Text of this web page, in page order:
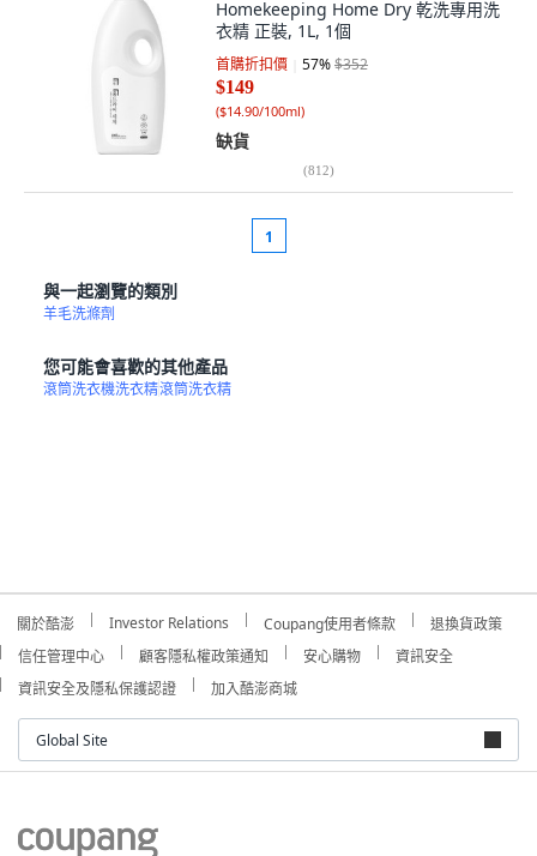
Homekeeping Home Dry 乾洗專用洗
衣精 正裝, 1L, 1個
首購折扣價 57%$352
$149
($14.90/100ml)
缺貨
(812)
1
與一起瀏覽的類別
羊毛洗滌劑
您可能會喜歡的其他產品
滾筒洗衣機洗衣精滾筒洗衣精
關於酷澎 Investor Relations Coupang使用者條款
退換貨政策
信任管理中心
顧客隱私權政策通知 安心購物
資訊安全
資訊安全及隱私保護認證
加入酷澎商城
Global Site